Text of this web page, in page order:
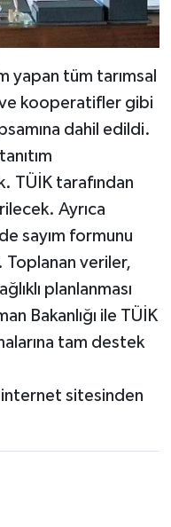
yapan tüm tarımsal
kooperatifler gibi
dahil edildi.
TÜİK tarafından
Ayrıca
sayım formunu
veriler,
planlanması
Bakanlığı ile TÜİK
tam destek
internet sitesinden